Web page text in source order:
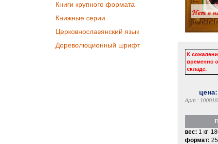
Книги крупного формата
Книжные серии
Церковнославянский язык
Дореволюционный шрифт
К
временно
складе.
цена:
Арт.:
вес: 1 кг
формат: